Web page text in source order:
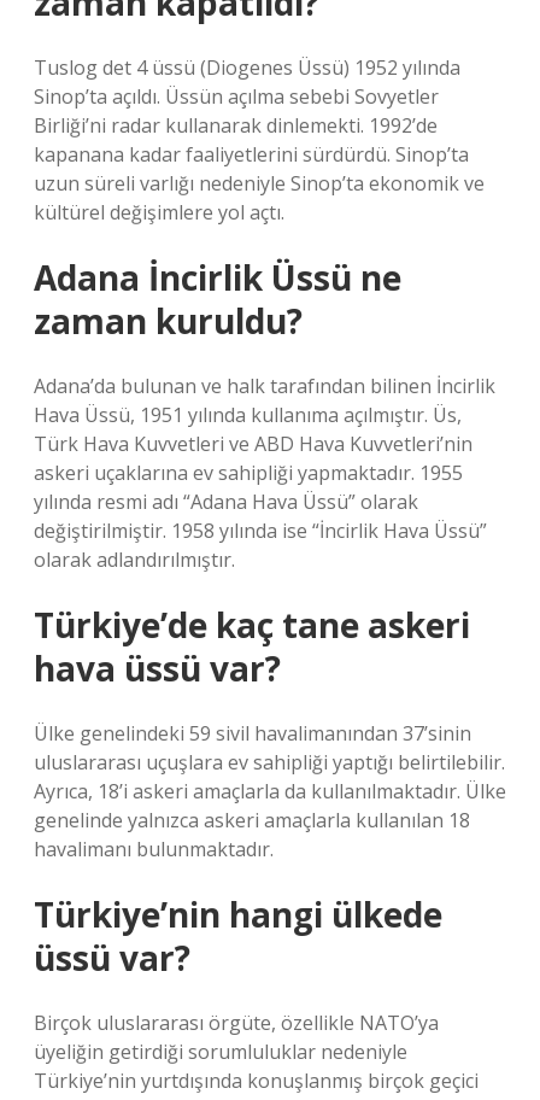
Tuslog det 4 üssü (Diogenes Üssü) 1952 yılında
Sinop’ta açıldı. Üssün açılma sebebi Sovyetler
Birliği’ni radar kullanarak dinlemekti. 1992’de
kapanana kadar faaliyetlerini sürdürdü. Sinop’ta
uzun süreli varlığı nedeniyle Sinop’ta ekonomik ve
kültürel değişimlere yol açtı.
Adana İncirlik Üssü ne
zaman kuruldu?
Adana’da bulunan ve halk tarafından bilinen İncirlik
Hava Üssü, 1951 yılında kullanıma açılmıştır. Üs,
Türk Hava Kuvvetleri ve ABD Hava Kuvvetleri’nin
askeri uçaklarına ev sahipliği yapmaktadır. 1955
yılında resmi adı “Adana Hava Üssü” olarak
değiştirilmiştir. 1958 yılında ise “İncirlik Hava Üssü”
olarak adlandırılmıştır.
Türkiye’de kaç tane askeri
hava üssü var?
Ülke genelindeki 59 sivil havalimanından 37’sinin
uluslararası uçuşlara ev sahipliği yaptığı belirtilebilir.
Ayrıca, 18’i askeri amaçlarla da kullanılmaktadır. Ülke
genelinde yalnızca askeri amaçlarla kullanılan 18
havalimanı bulunmaktadır.
Türkiye’nin hangi ülkede
üssü var?
Birçok uluslararası örgüte, özellikle NATO’ya
üyeliğin getirdiği sorumluluklar nedeniyle
Türkiye’nin yurtdışında konuşlanmış birçok geçici